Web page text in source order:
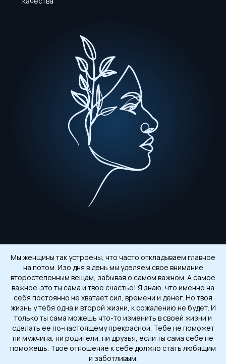
Мы женщины так устроены, что часто откладываем главное
на потом. Изо дня в день мы уделяем свое внимание
второстепенным вещам, забывая о самом важном. А самое
важное-это ты сама и твое счастье! Я знаю, что именно на
себя постоянно не хватает сил, времени и денег. Но твоя
жизнь у тебя одна и второй жизни, к сожалению не будет. И
только ты сама можешь что-то изменить в своей жизни и
сделать ее по-настоящему прекрасной. Тебе не поможет
ни мужчина, ни родители, ни друзья, если ты сама себе не
поможешь. Твое отношение к себе должно стать любящим
и заботливым.